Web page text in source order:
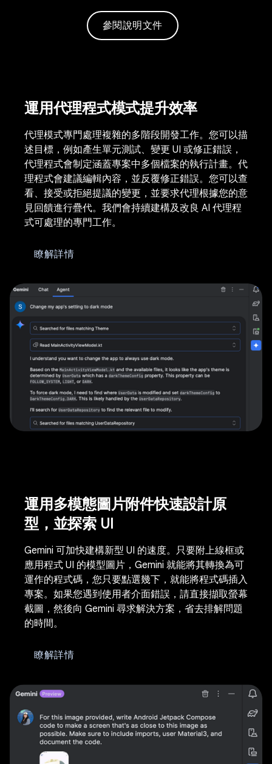
參閱說明文件
運用代理程式模式提升效率
代理模式專門處理複雜的多階段開發工作。您可以描
述目標，例如產生單元測試、變更 UI 或修正錯誤，
代理程式會制定涵蓋專案中多個檔案的執行計畫。代
理程式會建議編輯內容，並反覆修正錯誤。您可以查
看、接受或拒絕提議的變更，並要求代理根據您的意
見回饋進行疊代。我們會持續建構及改良 AI 代理程
式可處理的專門工作。
瞭解詳情
運用多模態圖片附件快速設計原
型，並探索 UI
Gemini 可加快建構新型 UI 的速度。只要附上線框或
應用程式 UI 的模型圖片，Gemini 就能將其轉換為可
運作的程式碼，您只要點選幾下，就能將程式碼插入
專案。如果您遇到使用者介面錯誤，請直接擷取螢幕
截圖，然後向 Gemini 尋求解決方案，省去排解問題
的時間。
瞭解詳情